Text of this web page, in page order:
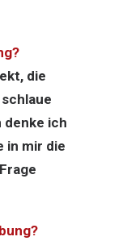
die
denke ich
in mir die